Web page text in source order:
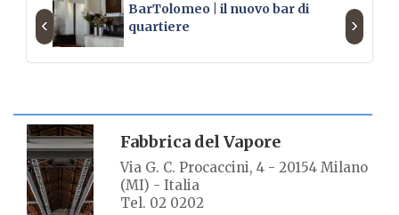
BarTolomeo | il nuovo bar di
quartiere
‹ ›
Fabbrica del Vapore
Via G. C. Procaccini, 4 - 20154 Milano
(MI) - Italia
Tel. 02 0202